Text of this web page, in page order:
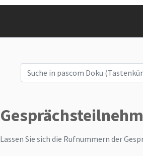
Lassen Sie sich die Rufnummern der